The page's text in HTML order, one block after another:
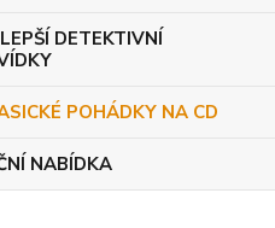
DETEKTIVNÍ
POHÁDKY NA CD
NABÍDKA